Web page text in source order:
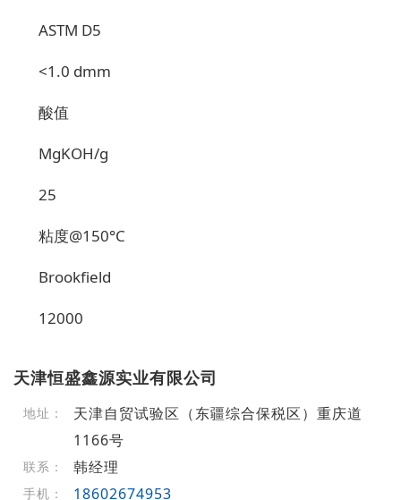
ASTM D5
<1.0 dmm
酸值
MgKOH/g
25
粘度@150°C
Brookfield
12000
天津恒盛鑫源实业有限公司
地址：
天津自贸试验区（东疆综合保税区）重庆道
1166号
联系： 韩经理
手机： 18602674953